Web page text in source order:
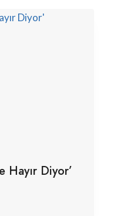
Hayır Diyor’